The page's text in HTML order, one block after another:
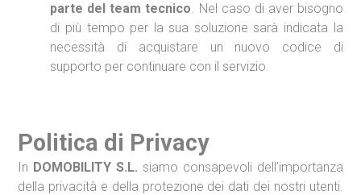
parte del team tecnico. Nel caso di aver bisogno
di più tempo per la sua soluzione sarà indicata la
necessità di acquistare un nuovo codice di
supporto per continuare con il servizio.
Politica di Privacy
In DOMOBILITY S.L. siamo consapevoli dell’importanza
della privacità e della protezione dei dati dei nostri utenti.